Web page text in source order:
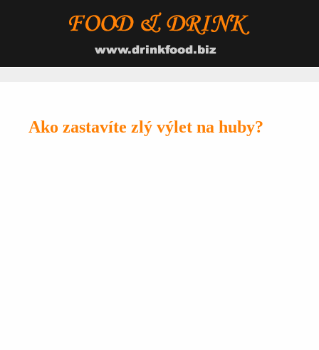
Ako zastavíte zlý výlet na huby?